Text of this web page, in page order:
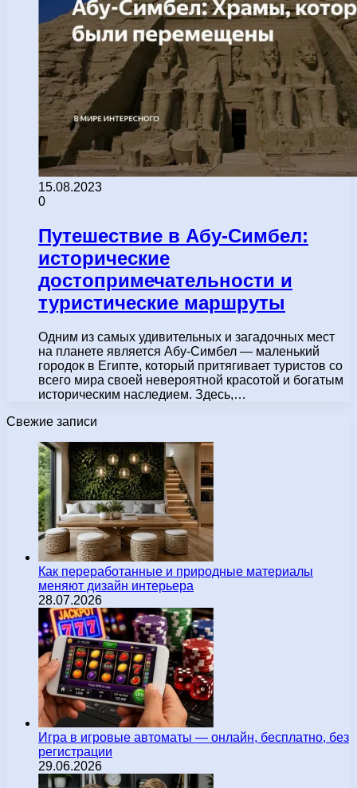
15.08.2023
0
Путешествие в Абу-Симбел:
исторические
достопримечательности и
туристические маршруты
Одним из самых удивительных и загадочных мест
на планете является Абу-Симбел — маленький
городок в Египте, который притягивает туристов со
всего мира своей невероятной красотой и богатым
историческим наследием. Здесь,…
Свежие записи
Как переработанные и природные материалы
меняют дизайн интерьера
28.07.2026
Игра в игровые автоматы — онлайн, бесплатно, без
регистрации
29.06.2026